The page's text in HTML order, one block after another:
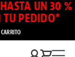
HASTA UN 30 %
TU PEDIDO*